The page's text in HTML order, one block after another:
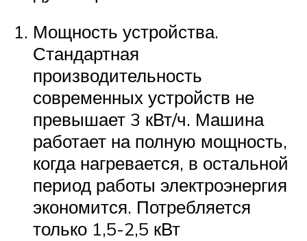
Мощность устройства.
Стандартная
производительность
современных устройств не
превышает 3 кВт/ч. Машина
работает на полную мощность,
когда нагревается, в остальной
период работы электроэнергия
экономится. Потребляется
только 1,5-2,5 кВт